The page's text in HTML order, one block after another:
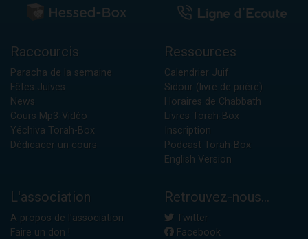
Raccourcis
Paracha de la semaine
Fêtes Juives
News
Cours Mp3-Vidéo
Yéchiva Torah-Box
Dédicacer un cours
Ressources
Calendrier Juif
Sidour (livre de prière)
Horaires de Chabbath
Livres Torah-Box
Inscription
Podcast Torah-Box
English Version
L'association
A propos de l'association
Faire un don !
Retrouvez-nous...
Twitter
Facebook